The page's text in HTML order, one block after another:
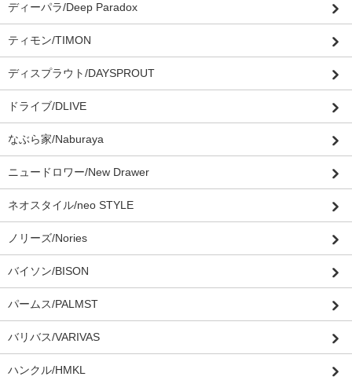
ディーパラ/Deep Paradox
ティモン/TIMON
ディスプラウト/DAYSPROUT
ドライブ/DLIVE
なぶら家/Naburaya
ニュードロワー/New Drawer
ネオスタイル/neo STYLE
ノリーズ/Nories
バイソン/BISON
パームス/PALMST
バリバス/VARIVAS
ハンクル/HMKL